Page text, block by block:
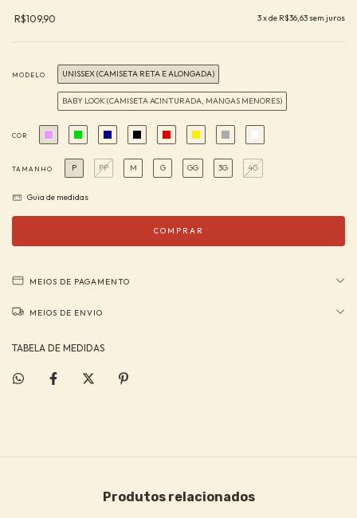
R$109,90 3x de R$36,63 sem juros
MODELO UNISSEX (CAMISETA RETA E ALONGADA)
BABY LOOK (CAMISETA ACINTURADA, MANGAS MENORES)
COR
TAMANHO P PP M G GG 3G 4G
Guia de medidas
MEIOS DE PAGAMENTO
MEIOS DE ENVIO
TABELA DE MEDIDAS
Produtos relacionados